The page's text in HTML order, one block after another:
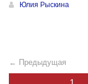
Юлия Рыскина
← Предыдущая